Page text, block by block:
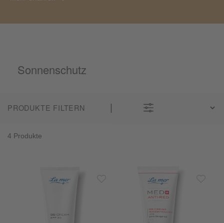
Sonnenschutz
PRODUKTE FILTERN
4 Produkte